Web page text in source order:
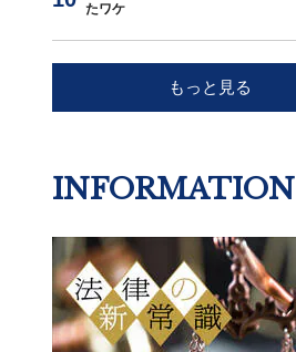
たワケ
もっと見る
INFORMATION